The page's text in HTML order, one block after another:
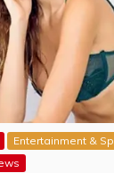
Entertainment &